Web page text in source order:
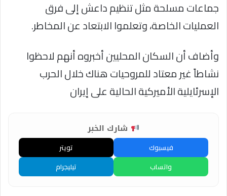
جماعات مسلحة مثل تنظيم داعش إلى فرق
العمليات الخاصة، وتعلموا الابتعاد عن المخاطر.
وأضاف أن السكان المحليين أخبروه أنهم لاحظوا
نشاطاً غير معتاد للمروحيات هناك خلال الحرب
الإسرئايلية الأميركية الحالية على إيران
شارك الخبر
فيسبوك
تويتر
واتساب
تيليجرام